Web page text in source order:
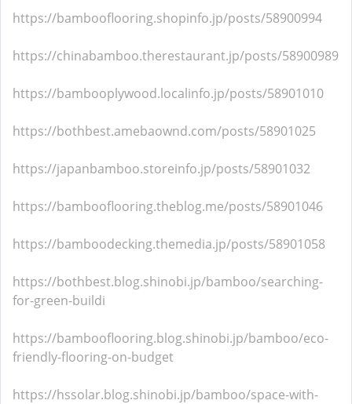
https://bambooflooring.shopinfo.jp/posts/58900994
https://chinabamboo.therestaurant.jp/posts/58900989
https://bambooplywood.localinfo.jp/posts/58901010
https://bothbest.amebaownd.com/posts/58901025
https://japanbamboo.storeinfo.jp/posts/58901032
https://bambooflooring.theblog.me/posts/58901046
https://bamboodecking.themedia.jp/posts/58901058
https://bothbest.blog.shinobi.jp/bamboo/searching-
for-green-buildi
https://bambooflooring.blog.shinobi.jp/bamboo/eco-
friendly-flooring-on-budget
https://hssolar.blog.shinobi.jp/bamboo/space-with-